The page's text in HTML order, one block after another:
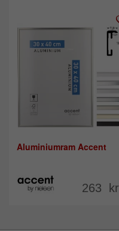
Aluminiumram Accent
263 kr